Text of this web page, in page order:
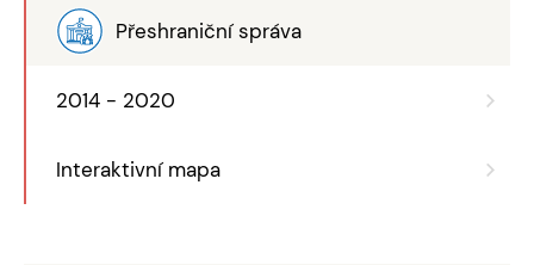
Přeshraniční správa
2014 - 2020
Interaktivní mapa